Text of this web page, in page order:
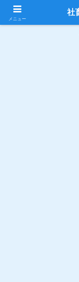
購入した200本以
メニュー
社